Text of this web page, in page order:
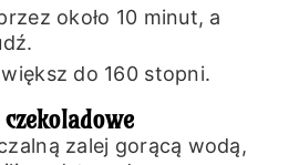
około 10 minut, a
do 160 stopni.
zalej gorącą wodą,